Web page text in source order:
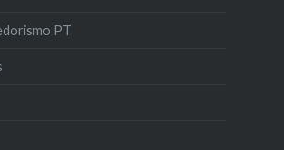
PT